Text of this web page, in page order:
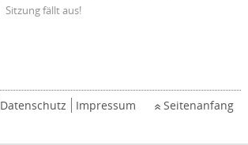
Sitzung fällt aus!
Datenschutz Impressum Seitenanfang